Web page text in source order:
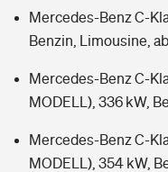
Mercedes-Benz C-
Benzin, Limousine,
Mercedes-Benz C-
MODELL), 336 kW,
Mercedes-Benz C-
MODELL), 354 kW,